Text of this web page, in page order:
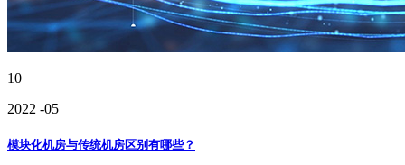
10
2022 -05
模块化机房与传统机房区别有哪些？